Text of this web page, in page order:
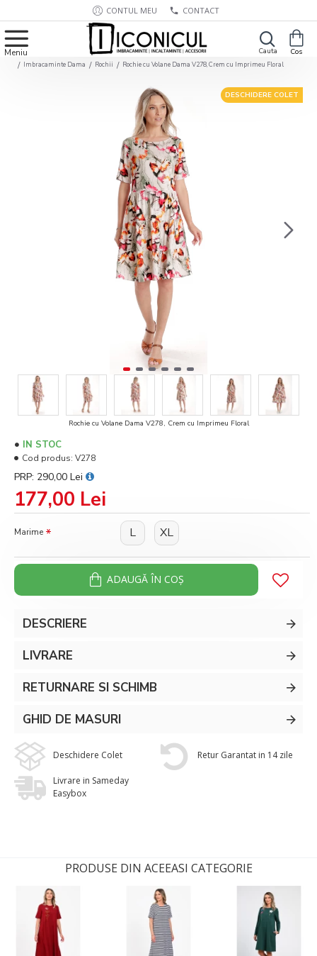
CONTUL MEU CONTACT
Imbracaminte Dama Rochii Rochie cu Volane Dama V278, Crem cu Imprimeu Floral
DESCHIDERE COLET
Rochie cu Volane Dama V278, Crem cu Imprimeu Floral
177,00 Lei
PRP: 290,00 Lei
IN STOC
Cod produs: V278
Marime L XL
ADAUGĂ ÎN COŞ
DESCRIERE
LIVRARE
RETURNARE SI SCHIMB
GHID DE MASURI
Deschidere Colet Retur Garantat in 14 zile
Livrare in Sameday
Easybox
PRODUSE DIN ACEEASI CATEGORIE